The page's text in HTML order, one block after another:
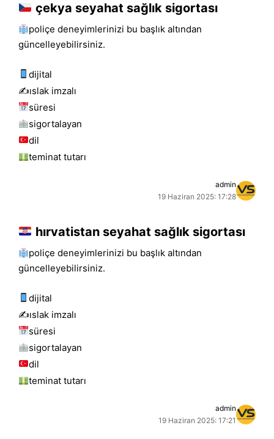
çekya seyahat sağlık sigortası
poliçe deneyimlerinizi bu başlık altından
güncelleyebilirsiniz.
dijital
✍️islak i̇mzalı
süresi
sigortalayan
dil
teminat tutarı
admin
19 Haziran 2025: 17:28
hırvatistan seyahat sağlık sigortası
poliçe deneyimlerinizi bu başlık altından
güncelleyebilirsiniz.
dijital
✍️islak i̇mzalı
süresi
sigortalayan
dil
teminat tutarı
admin
19 Haziran 2025: 17:21